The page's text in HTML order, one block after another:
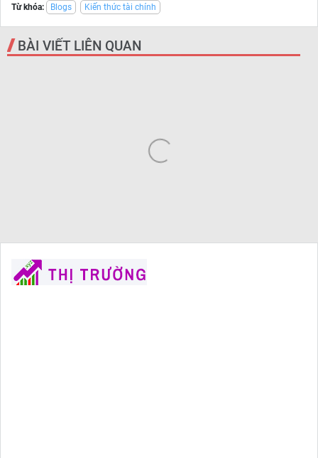
Từ khóa: Blogs Kiến thức tài chính
BÀI VIẾT LIÊN QUAN